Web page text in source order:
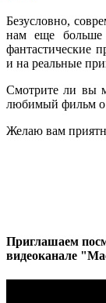
Безусловно,
нам еще больше
фантастические
и на реальные
Смотрите ли вы
любимый фильм о
Желаю вам
Приглашаем
видеоканале